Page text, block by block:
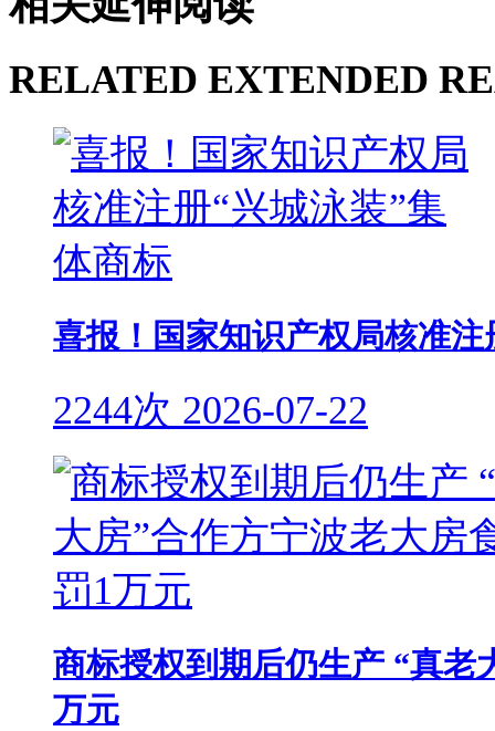
RELATED EXTENDED
喜报！国家知识产权局核准
2244次 2026-07-22
商标授权到期后仍生产 “真老
万元